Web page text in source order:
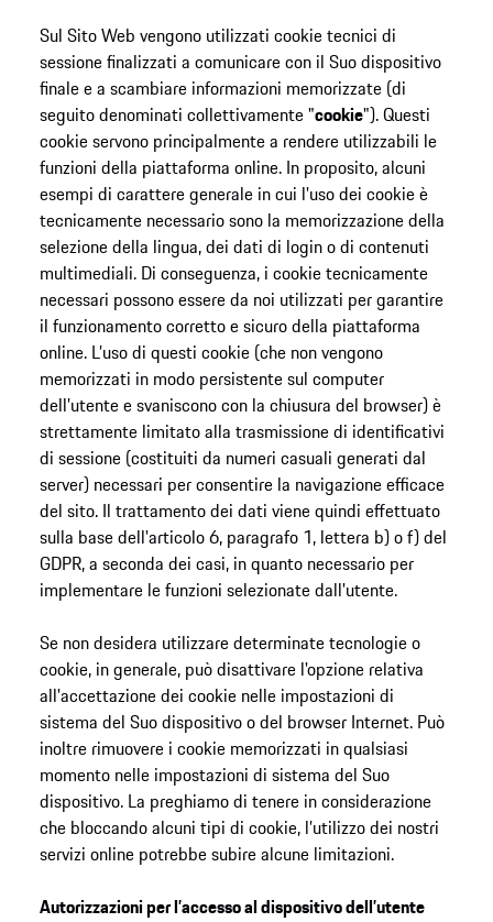
Sul Sito Web vengono utilizzati cookie tecnici di
sessione finalizzati a comunicare con il Suo dispositivo
finale e a scambiare informazioni memorizzate (di
seguito denominati collettivamente "cookie"). Questi
cookie servono principalmente a rendere utilizzabili le
funzioni della piattaforma online. In proposito, alcuni
esempi di carattere generale in cui l'uso dei cookie è
tecnicamente necessario sono la memorizzazione della
selezione della lingua, dei dati di login o di contenuti
multimediali. Di conseguenza, i cookie tecnicamente
necessari possono essere da noi utilizzati per garantire
il funzionamento corretto e sicuro della piattaforma
online. L’uso di questi cookie (che non vengono
memorizzati in modo persistente sul computer
dell’utente e svaniscono con la chiusura del browser) è
strettamente limitato alla trasmissione di identificativi
di sessione (costituiti da numeri casuali generati dal
server) necessari per consentire la navigazione efficace
del sito. Il trattamento dei dati viene quindi effettuato
sulla base dell'articolo 6, paragrafo 1, lettera b) o f) del
GDPR, a seconda dei casi, in quanto necessario per
implementare le funzioni selezionate dall'utente.
Se non desidera utilizzare determinate tecnologie o
cookie, in generale, può disattivare l'opzione relativa
all'accettazione dei cookie nelle impostazioni di
sistema del Suo dispositivo o del browser Internet. Può
inoltre rimuovere i cookie memorizzati in qualsiasi
momento nelle impostazioni di sistema del Suo
dispositivo. La preghiamo di tenere in considerazione
che bloccando alcuni tipi di cookie, l’utilizzo dei nostri
servizi online potrebbe subire alcune limitazioni.
Autorizzazioni per l’accesso al dispositivo dell’utente